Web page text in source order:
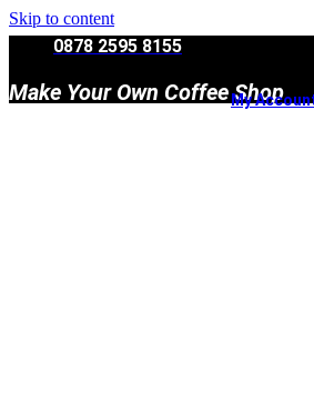
Skip to content
0878 2595 8155
Make Your Own Coffee Shop
My